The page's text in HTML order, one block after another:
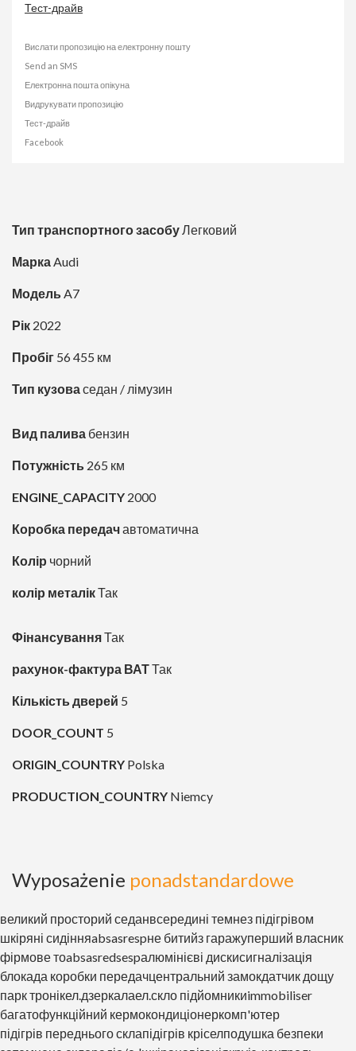
Тест-драйв
Вислати пропозицію на електронну пошту
Send an SMS
Електронна пошта опікуна
Видрукувати пропозицію
Тест-драйв
Facebook
Тип транспортного засобуЛегковий
МаркаAudi
Модель A7
Рік 2022
Пробіг 56 455 км
Тип кузоваседан / лімузин
Вид палива бензин
Потужність 265 км
ENGINE_CAPACITY 2000
Коробка передачавтоматична
Колір чорний
колір металікТак
ФінансуванняТак
рахунок-фактура ВАТТак
Кількість дверей 5
DOOR_COUNT 5
ORIGIN_COUNTRY Polska
PRODUCTION_COUNTRY Niemcy
Wyposażenie ponadstandardowe
великий просторий седанвсередині темнез підігрівом
шкіряні сидінняabsasrespне битийз гаражуперший власник
фірмове тоabsasredsespалюмінієві дискисигналізація
блокада коробки передачцентральний замокдатчик дощу
парк тронікел.дзеркалаел.скло підйомникиimmobiliser
багатофункційний кермокондиціонеркомп'ютер
підігрів переднього склапідігрів кріселподушка безпеки